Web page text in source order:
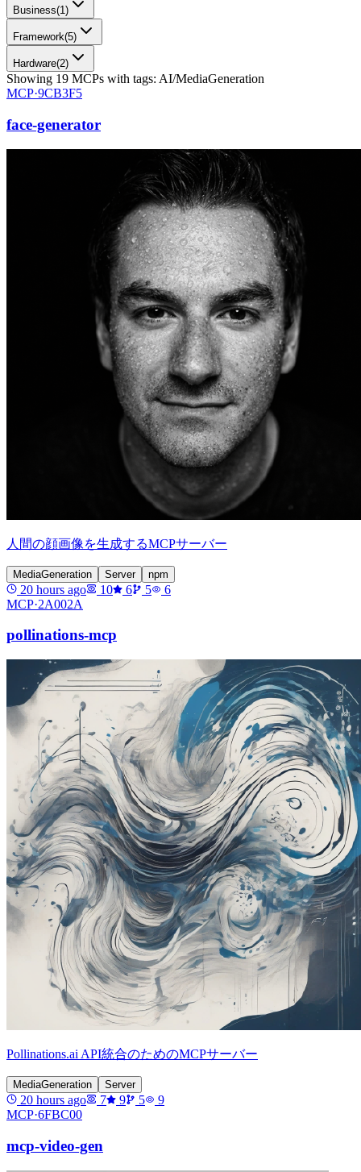
Business(1)
Framework(5)
Hardware(2)
Showing 19 MCPs with tags: AI/MediaGeneration
MCP·9CB3F5
face-generator
人間の顔画像を生成するMCPサーバー
MediaGeneration Server npm
20 hours ago 10 6 5
6
MCP·2A002A
pollinations-mcp
Pollinations.ai API統合のためのMCPサーバー
MediaGeneration Server
20 hours ago 7 9 5
9
MCP·6FBC00
mcp-video-gen